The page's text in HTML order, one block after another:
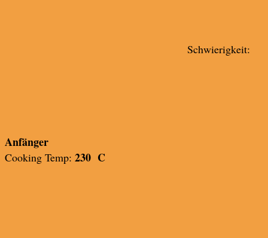
Schwierigkeit:
Anfänger
Cooking Temp: 230 C